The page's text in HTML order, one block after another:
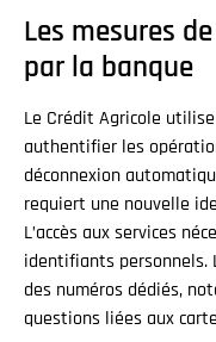
Les mesures
par la banque
Le Crédit Agricole
authentifier les
déconnexion
requiert une nouvelle
L’accès aux services
identifiants personnels.
des numéros dédiés,
questions liées aux